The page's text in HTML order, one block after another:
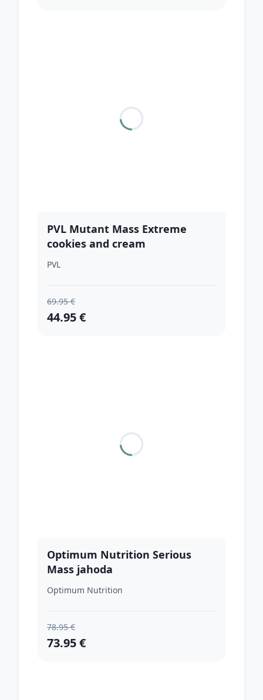
PVL Mutant Mass Extreme
cookies and cream
PVL
69.95 €
44.95 €
Optimum Nutrition Serious
Mass jahoda
Optimum Nutrition
78.95 €
73.95 €